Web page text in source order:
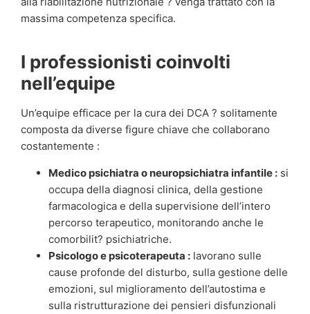
massima competenza specifica.
I professionisti coinvolti
nell’equipe
Un’equipe efficace per la cura dei DCA ? solitamente
composta da diverse figure chiave che collaborano
costantemente :
Medico psichiatra o neuropsichiatra infantile : si
occupa della diagnosi clinica, della gestione
farmacologica e della supervisione dell’intero
percorso terapeutico, monitorando anche le
comorbilit? psichiatriche.
Psicologo e psicoterapeuta : lavorano sulle
cause profonde del disturbo, sulla gestione delle
emozioni, sul miglioramento dell’autostima e
sulla ristrutturazione dei pensieri disfunzionali